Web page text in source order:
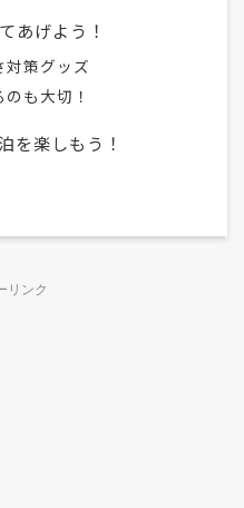
あげよう！
対策グッズ
も大切！
を楽しもう！
リンク